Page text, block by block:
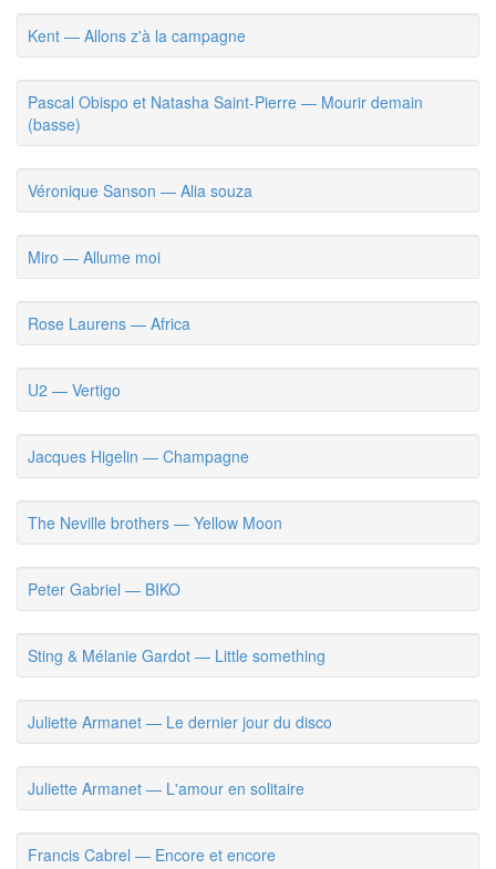
Kent — Allons z'à la campagne
Pascal Obispo et Natasha Saint-Pierre — Mourir demain
(basse)
Véronique Sanson — Alia souza
Miro — Allume moi
Rose Laurens — Africa
U2 — Vertigo
Jacques Higelin — Champagne
The Neville brothers — Yellow Moon
Peter Gabriel — BIKO
Sting & Mélanie Gardot — Little something
Juliette Armanet — Le dernier jour du disco
Juliette Armanet — L'amour en solitaire
Francis Cabrel — Encore et encore